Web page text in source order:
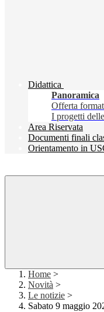
Didattica
Panoramica
Offerta
I progetti
Area Riservata
Documenti finali
Orientamento in
Home >
Novità >
Le notizie >
Sabato 9 maggio